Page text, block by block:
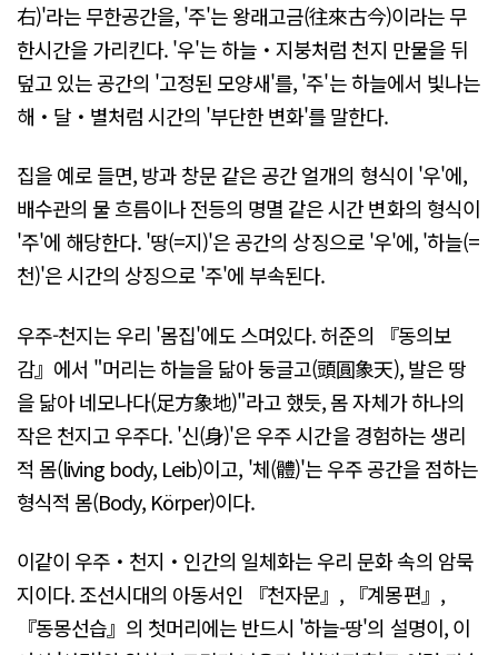
右)'라는 무한공간을, '주'는 왕래고금(往來古今)이라는 무
한시간을 가리킨다. '우'는 하늘・지붕처럼 천지 만물을 뒤
덮고 있는 공간의 '고정된 모양새'를, '주'는 하늘에서 빛나는
해・달・별처럼 시간의 '부단한 변화'를 말한다.
집을 예로 들면, 방과 창문 같은 공간 얼개의 형식이 '우'에,
배수관의 물 흐름이나 전등의 명멸 같은 시간 변화의 형식이
'주'에 해당한다. '땅(=지)'은 공간의 상징으로 '우'에, '하늘(=
천)'은 시간의 상징으로 '주'에 부속된다.
우주-천지는 우리 '몸집'에도 스며있다. 허준의 『동의보
감』에서 "머리는 하늘을 닮아 둥글고(頭圓象天), 발은 땅
을 닮아 네모나다(足方象地)"라고 했듯, 몸 자체가 하나의
작은 천지고 우주다. '신(身)'은 우주 시간을 경험하는 생리
적 몸(living body, Leib)이고, '체(體)'는 우주 공간을 점하는
형식적 몸(Body, Körper)이다.
이같이 우주・천지・인간의 일체화는 우리 문화 속의 암묵
지이다. 조선시대의 아동서인 『천자문』, 『계몽편』,
『동몽선습』의 첫머리에는 반드시 '하늘-땅'의 설명이, 이